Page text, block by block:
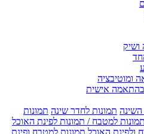
ושיק
ומוטיבציה
בהתאמה אישית
השינה תמונות לחדר שינה תמונות
תמונות למטבח / תמונות לפינת האוכל
ולפינת האוכל תמונות למטבח ופינת